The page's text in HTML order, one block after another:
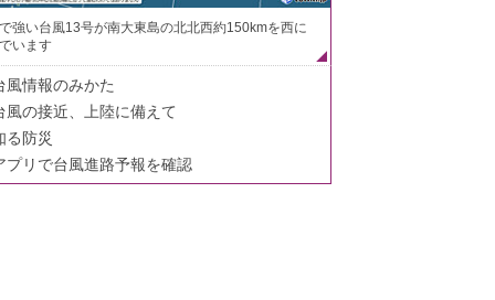
強い台風13号が南大東島の北北西約150kmを西に
います
風情報のみかた
風の接近、上陸に備えて
る防災
プリで台風進路予報を確認